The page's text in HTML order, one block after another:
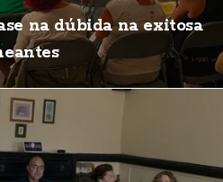
na dúbida na exitosa